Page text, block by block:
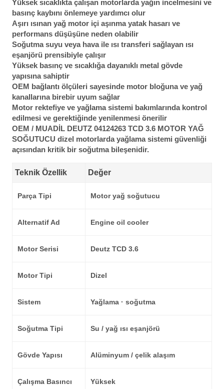
Yüksek sıcaklıkta çalışan motorlarda yağın incelmesini ve
basınç kaybını önlemeye yardımcı olur
Aşırı ısınan yağ motor içi aşınma yatak hasarı ve
performans düşüşüne neden olabilir
Soğutma suyu veya hava ile ısı transferi sağlayan ısı
eşanjörü prensibiyle çalışır
Yüksek basınç ve sıcaklığa dayanıklı metal gövde
yapısına sahiptir
OEM bağlantı ölçüleri sayesinde motor bloğuna ve yağ
kanallarına birebir uyum sağlar
Motor rektefiye ve yağlama sistemi bakımlarında kontrol
edilmesi ve gerektiğinde yenilenmesi önerilir
OEM / MUADİL DEUTZ 04124263 TCD 3.6 MOTOR YAĞ
SOĞUTUCU dizel motorlarda yağlama sistemi güvenliği
açısından kritik bir soğutma bileşenidir.
Teknik Özellik Değer
Parça Tipi Motor yağ soğutucu
Alternatif Ad Engine oil cooler
Motor Serisi Deutz TCD 3.6
Motor Tipi Dizel
Sistem Yağlama · soğutma
Soğutma Tipi Su / yağ ısı eşanjörü
Gövde Yapısı Alüminyum / çelik alaşım
Çalışma Basıncı Yüksek